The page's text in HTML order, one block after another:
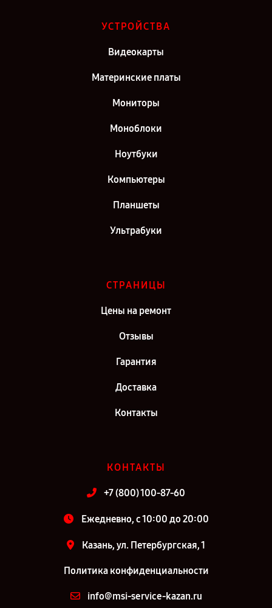
УСТРОЙСТВА
Видеокарты
Материнские платы
Мониторы
Моноблоки
Ноутбуки
Компьютеры
Планшеты
Ультрабуки
СТРАНИЦЫ
Цены на ремонт
Отзывы
Гарантия
Доставка
Контакты
КОНТАКТЫ
+7 (800) 100-87-60
Ежедневно, с 10:00 до 20:00
Казань, ул. Петербургская, 1
Политика конфиденциальности
info@msi-service-kazan.ru